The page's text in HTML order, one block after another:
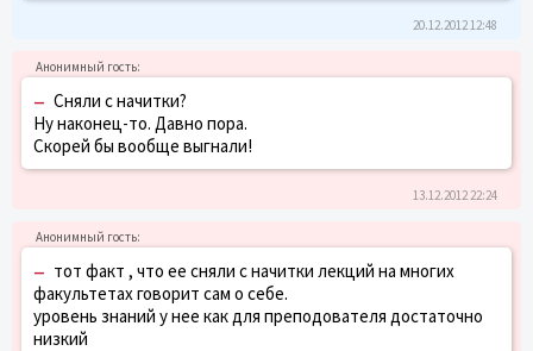
20.12.2012 12:48
– Сняли с начитки?
Ну наконец-то. Давно пора.
Скорей бы вообще выгнали!
13.12.2012 22:24
– тот факт , что ее сняли с начитки лекций на многих
факультетах говорит сам о себе.
уровень знаний у нее как для преподователя достаточно
низкий